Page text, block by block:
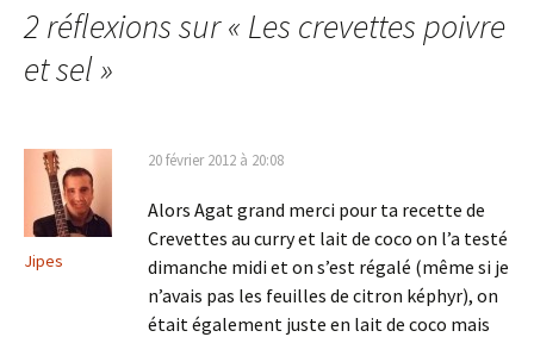
articles
2 réflexions sur « Les crevettes poivre
et sel»
Jipes
20 février 2012 à 20:08
Alors Agat grand merci pour ta recette de
Crevettes au curry et lait de coco on l’a testé
dimanche midi et on s’est régalé (même si je
n’avais pas les feuilles de citron képhyr), on
était également juste en lait de coco mais